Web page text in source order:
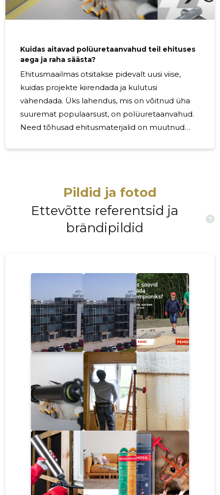
Kuidas aitavad polüuretaanvahud teil ehituses
aega ja raha säästa?
Ehitusmaailmas otsitakse pidevalt uusi viise,
kuidas projekte kiirendada ja kulutusi
vähendada. Üks lahendus, mis on võitnud üha
suuremat populaarsust, on polüuretaanvahud.
Need tõhusad ehitusmaterjalid on muutnud
aitavad vältida soojuskaotust ja hoiavad hoone
sisekliima stabiilsena, vähendades seeläbi
energiakulusid. Sõltumata sellest, kas ehitate
uut hooneprojekti või renoveerite
Pildid ja fotod
Ettevõtte referentsid ja
brändipildid
?